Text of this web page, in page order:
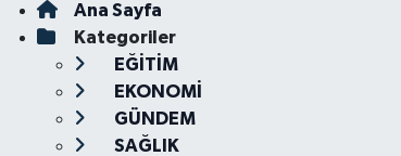
Ana Sayfa
Kategoriler
EĞİTİM
EKONOMİ
GÜNDEM
SAĞLIK